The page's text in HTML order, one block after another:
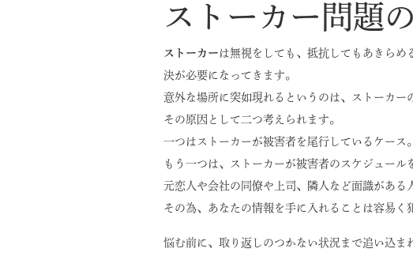
ストーカー問題
ストーカー は無視をしても、抵抗してもあきら
決が必要になってきます。
意外な場所に突如現れるというのは、ストーカー
その原因として二つ考えられます。
一つはストーカーが被害者を尾行しているケース。
もう一つは、ストーカーが被害者のスケジュール
元恋人や会社の同僚や上司、隣人など面識がある
その為、あなたの情報を手に入れることは容易く
悩む前に、取り返しのつかない状況まで追い込ま